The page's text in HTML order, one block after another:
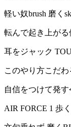
軽い奴brush 磨く
転んで起き上がる
耳をジャック
このやり方こだ
自信をつけて発
AIR FORCE 1 歩